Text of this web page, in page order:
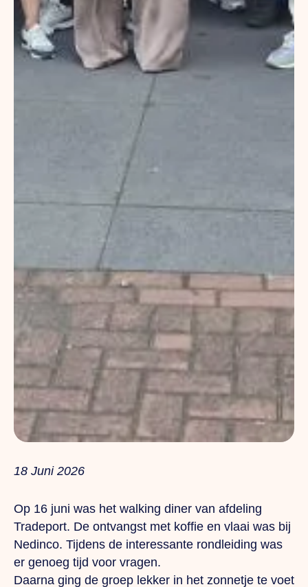
18 Juni 2026
Op 16 juni was het walking diner van afdeling
Tradeport. De ontvangst met koffie en vlaai was bij
Nedinco. Tijdens de interessante rondleiding was
er genoeg tijd voor vragen.
Daarna ging de groep lekker in het zonnetje te voet